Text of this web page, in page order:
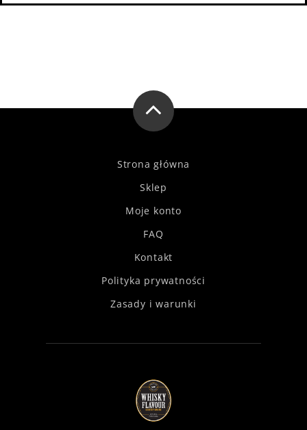
Strona główna
Sklep
Moje konto
FAQ
Kontakt
Polityka prywatności
Zasady i warunki